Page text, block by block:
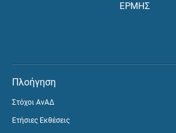
ΕΡΜΗΣ
Πλοήγηση
Στόχοι ΑνΑΔ
Ετήσιες Εκθέσεις